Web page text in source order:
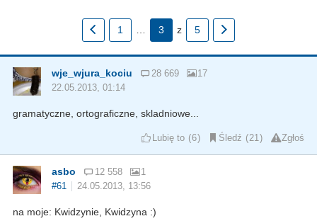
1 3 z 5
wje_wjura_kociu 28 669
17
22.05.2013, 01:14
gramatyczne, ortograficzne, skladniowe...
Lubię to 6 Śledź 21 Zgłoś
asbo 12 558
1
#61
24.05.2013, 13:56
na moje: Kwidzynie, Kwidzyna :)